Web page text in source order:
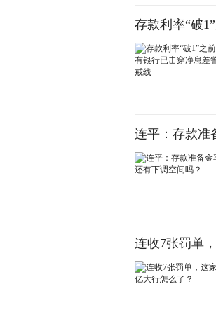
存款利率“破
连平：存款准
连收7张罚单